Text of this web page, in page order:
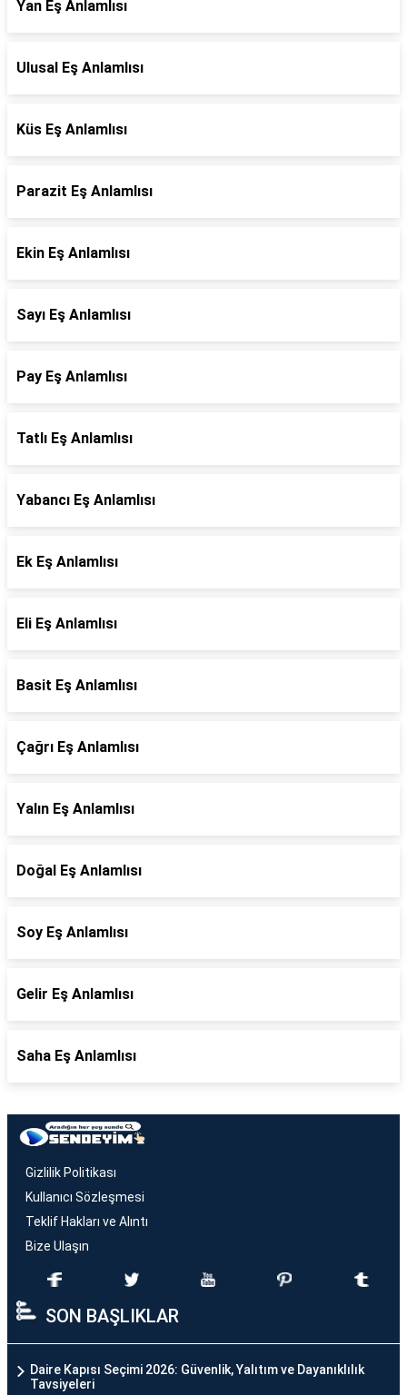
Yan Eş Anlamlısı
Ulusal Eş Anlamlısı
Küs Eş Anlamlısı
Parazit Eş Anlamlısı
Ekin Eş Anlamlısı
Sayı Eş Anlamlısı
Pay Eş Anlamlısı
Tatlı Eş Anlamlısı
Yabancı Eş Anlamlısı
Ek Eş Anlamlısı
Eli Eş Anlamlısı
Basit Eş Anlamlısı
Çağrı Eş Anlamlısı
Yalın Eş Anlamlısı
Doğal Eş Anlamlısı
Soy Eş Anlamlısı
Gelir Eş Anlamlısı
Saha Eş Anlamlısı
Gizlilik Politikası
Kullanıcı Sözleşmesi
Teklif Hakları ve Alıntı
Bize Ulaşın
SON BAŞLIKLAR
Daire Kapısı Seçimi 2026: Güvenlik, Yalıtım ve Dayanıklılık
Tavsiyeleri